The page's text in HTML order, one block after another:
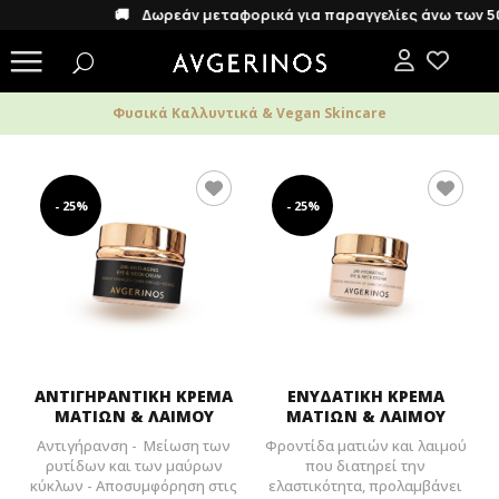
🚚 Δωρεάν μεταφορικά για παραγγελίες άνω των 50€
Φυσικά Καλλυντικά & Vegan Skincare
- 25%
ΑΝΤΙΓΗΡΑΝΤΙΚΗ ΚΡΕΜΑ
ΜΑΤΙΩΝ & ΛΑΙΜΟΥ
Αντιγήρανση - Μείωση των
ρυτίδων και των μαύρων
κύκλων - Αποσυμφόρηση στις
- 25%
ΕΝΥΔΑΤΙΚΗ ΚΡΕΜΑ
ΜΑΤΙΩΝ & ΛΑΙΜΟΥ
Φροντίδα ματιών και λαιμού
που διατηρεί την
ελαστικότητα, προλαμβάνει